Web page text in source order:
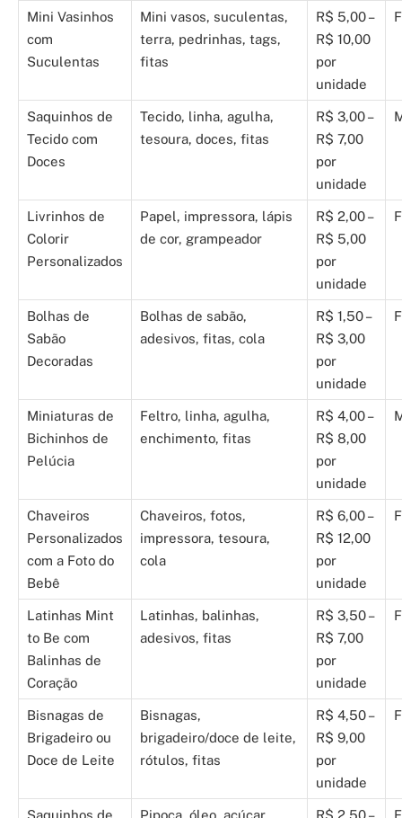
Mini Vasinhos
com
Suculentas
Mini vasos, suculentas,
terra, pedrinhas, tags,
fitas
R$ 5,00 –
R$ 10,00
por
unidade
Saquinhos de
Tecido com
Doces
Tecido, linha, agulha,
tesoura, doces, fitas
R$ 3,00 –
R$ 7,00
por
unidade
Livrinhos de
Colorir
Personalizados
Papel, impressora, lápis
de cor, grampeador
R$ 2,00 –
R$ 5,00
por
unidade
Bolhas de
Sabão
Decoradas
Bolhas de sabão,
adesivos, fitas, cola
R$ 1,50 –
R$ 3,00
por
unidade
Miniaturas de
Bichinhos de
Pelúcia
Feltro, linha, agulha,
enchimento, fitas
R$ 4,00 –
R$ 8,00
por
unidade
Chaveiros
Personalizados
com a Foto do
Bebê
Chaveiros, fotos,
impressora, tesoura,
cola
R$ 6,00 –
R$ 12,00
por
unidade
Latinhas Mint
to Be com
Balinhas de
Coração
Latinhas, balinhas,
adesivos, fitas
R$ 3,50 –
R$ 7,00
por
unidade
Bisnagas de
Brigadeiro ou
Doce de Leite
Bisnagas,
brigadeiro/doce de leite,
rótulos, fitas
R$ 4,50 –
R$ 9,00
por
unidade
Saquinhos de Pipoca, óleo, açúcar, R$ 2,50 –